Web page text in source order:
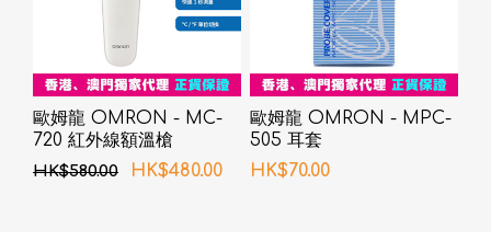
歐姆龍 OMRON - MC-
720 紅外線額溫槍
HK$580.00 HK$480.00
歐姆龍 OMRON - MPC-
505 耳套
HK$70.00